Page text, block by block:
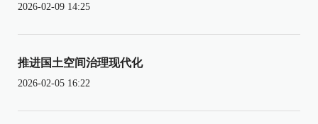
2026-02-09 14:25
推进国土空间治理现代化
2026-02-05 16:22